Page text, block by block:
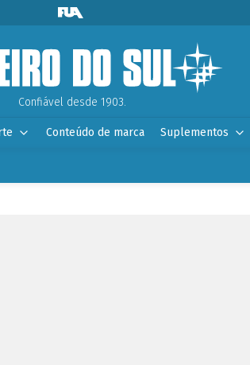
Confiável desde 1903.
Conteúdo de marca Suplementos